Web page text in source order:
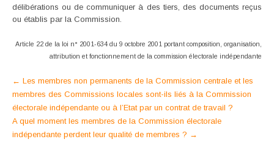
délibérations ou de communiquer à des tiers, des documents reçus
ou établis par la Commission.
Article 22 de la loi n° 2001-634 du 9 octobre 2001 portant composition, organisation,
attribution et fonctionnement de la commission électorale indépendante
Post
navigation
← Les membres non permanents de la Commission centrale et les
membres des Commissions locales sont-ils liés à la Commission
électorale indépendante ou à l’Etat par un contrat de travail ?
A quel moment les membres de la Commission électorale
indépendante perdent leur qualité de membres ? →